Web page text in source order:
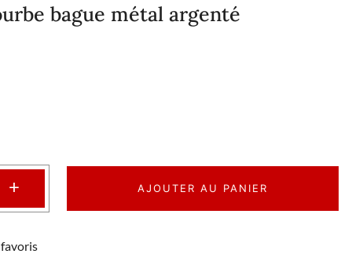
bague métal argenté
+ AJOUTER AU PANIER